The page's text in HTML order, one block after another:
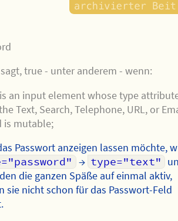
sagt, true - unter anderem - wenn:
an input element whose type
Text, Search, Telephone, URL, or
is mutable;
Passwort anzeigen lassen möchte,
→ type="text"
die ganzen Späße auf einmal aktiv,
sie nicht schon für das Passwort-Feld